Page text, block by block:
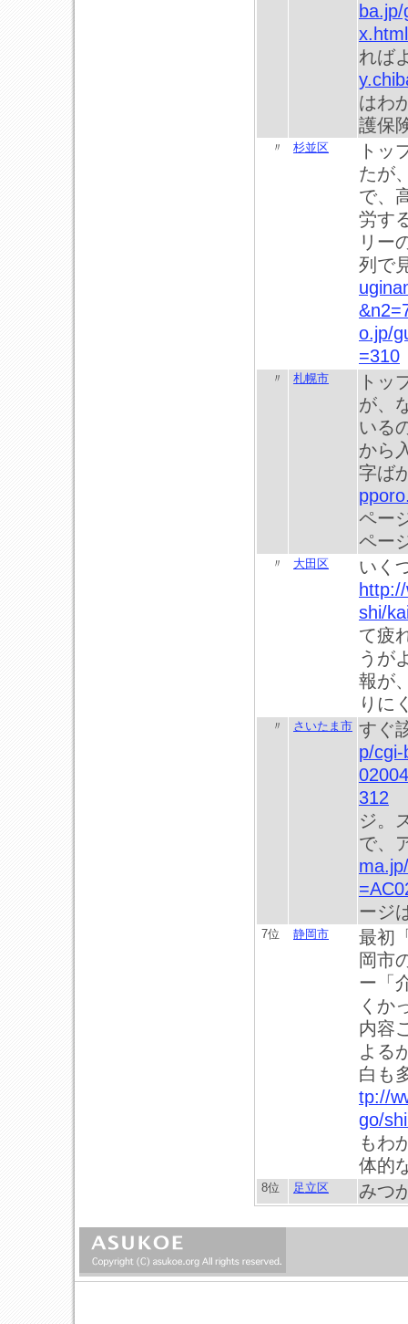
x.html
れば
はわ
護保
〃 杉並区
トッ
たが
で、
労す
リー
列で
o.jp/
=310
〃 札幌市
トッ
が、
いる
から
字ば
ペー
ペー
〃 大田区
いく
shi/
て疲
うが
報が
りに
〃 さいたま市 すぐ
p/
312
ジ。
で、
ージ
7位 静岡市
最初
岡市
ー「
くか
内容
よる
白も
tp://
go/
もわ
体的
8位 足立区 みつ